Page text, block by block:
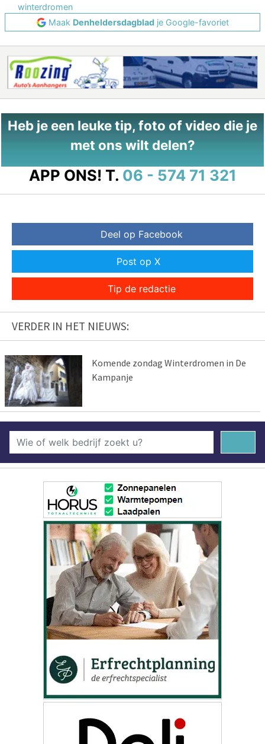
winterdromen
Maak Denheldersdagbladje Google-favoriet
Heb je een leuke tip, foto of video die je
met ons wilt delen?
APP ONS! T. 06 - 574 71 321
Deel op Facebook
Post op X
Tip de redactie
VERDER IN HET NIEUWS:
Komende zondag Winterdromen in De
Kampanje